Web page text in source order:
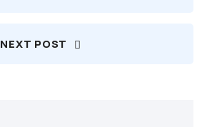
NEXT POST